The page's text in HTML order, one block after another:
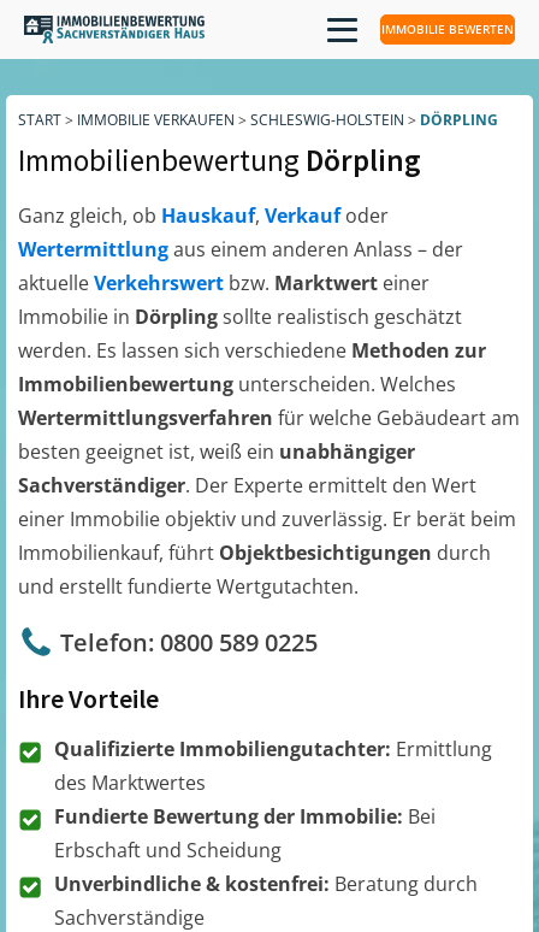
IMMOBILIE BEWERTEN
START> IMMOBILIE VERKAUFEN > SCHLESWIG-HOLSTEIN > DÖRPLING
Immobilienbewertung Dörpling
Ganz gleich, ob Hauskauf, Verkaufoder
Wertermittlungaus einem anderen Anlass – der
aktuelleVerkehrswert bzw. Marktwert einer
Immobilie in Dörplingsollte realistisch geschätzt
werden. Es lassen sich verschiedene Methoden zur
Immobilienbewertung unterscheiden. Welches
Wertermittlungsverfahren für welche Gebäudeart am
besten geeignet ist, weiß ein unabhängiger
Sachverständiger. Der Experte ermittelt den Wert
einer Immobilie objektiv und zuverlässig. Er berät beim
Immobilienkauf, führt Objektbesichtigungen durch
und erstellt fundierte Wertgutachten.
Telefon: 0800 589 0225
Ihre Vorteile
Qualifizierte Immobiliengutachter: Ermittlung
des Marktwertes
Fundierte Bewertung der Immobilie: Bei
Erbschaft und Scheidung
Unverbindliche & kostenfrei: Beratung durch
Sachverständige